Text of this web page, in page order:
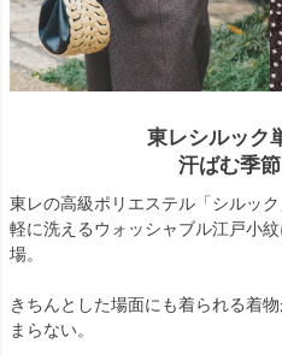
東レシルック
汗ばむ季
東レの高級ポリエステル「シルッ
軽に洗えるウォッシャブル江戸小
場。
きちんとした場面にも着られる着
まらない。